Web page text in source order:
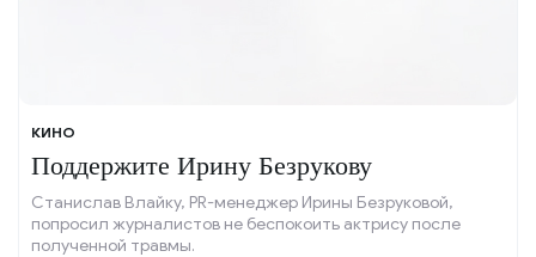
КИНО
Поддержите Ирину Безрукову
Станислав Влайку, PR-менеджер Ирины Безруковой,
попросил журналистов не беспокоить актрису после
полученной травмы.